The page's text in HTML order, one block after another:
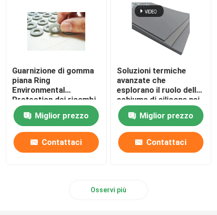
Guarnizione di gomma
piana Ring
Environmental
Protection dei ricambi
auto di rallentamento
della fiammaMiglior prezzo
Contattaci
Soluzioni termiche
avanzate che
esplorano il ruolo della
schiuma di silicone nei
sistemi di batterie per
veicoli elettrici
Miglior prezzo
Contattaci
Osservi più